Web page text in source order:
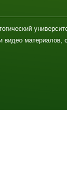
материалов,